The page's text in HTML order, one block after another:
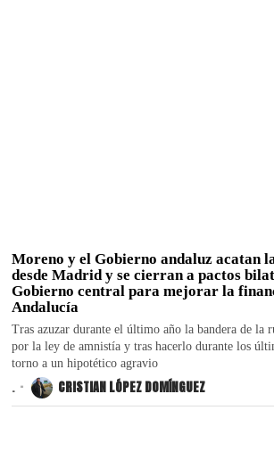
Moreno y el Gobierno andaluz acatan
desde Madrid y se cierran a pactos
Gobierno central para mejorar la
Andalucía
Tras azuzar durante el último año la bandera de la
por la ley de amnistía y tras hacerlo durante los
torno a un hipotético agravio
. CRISTIAN LÓPEZ DOMÍNGUEZ